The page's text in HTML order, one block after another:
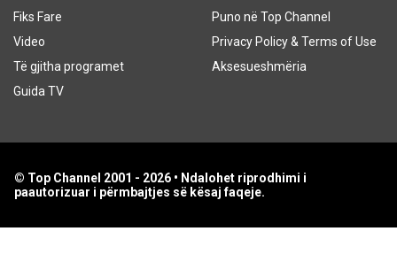
Fiks Fare
Video
Të gjitha programet
Guida TV
Puno në Top Channel
Privacy Policy & Terms of Use
Aksesueshmëria
© Top Channel 2001 - 2026 • Ndalohet riprodhimi i
paautorizuar i përmbajtjes së kësaj faqeje.